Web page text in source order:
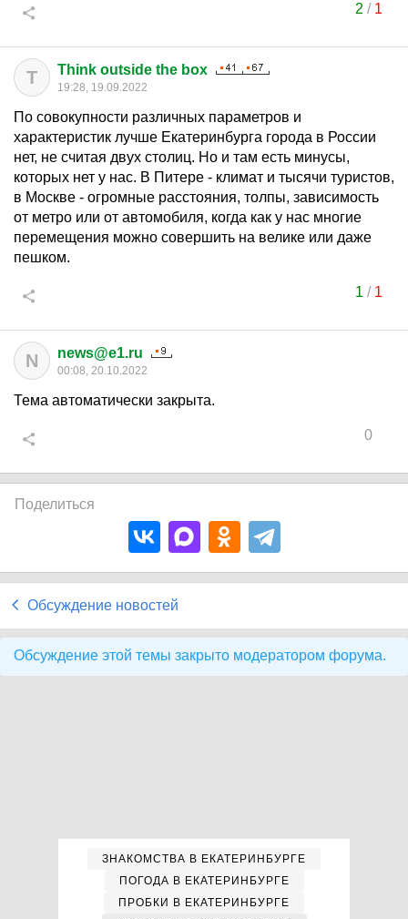
2 / 1
T Think outside the box
19:28, 19.09.2022
По совокупности различных параметров и
характеристик лучше Екатеринбурга города в России
нет, не считая двух столиц. Но и там есть минусы,
которых нет у нас. В Питере - климат и тысячи туристов,
в Москве - огромные расстояния, толпы, зависимость
от метро или от автомобиля, когда как у нас многие
перемещения можно совершить на велике или даже
пешком.
1 / 1
N news@e1.ru
00:08, 20.10.2022
Тема автоматически закрыта.
0
Поделиться
Обсуждение новостей
Обсуждение этой темы закрыто модератором форума.
ЗНАКОМСТВА В ЕКАТЕРИНБУРГЕ
ПОГОДА В ЕКАТЕРИНБУРГЕ
ПРОБКИ В ЕКАТЕРИНБУРГЕ